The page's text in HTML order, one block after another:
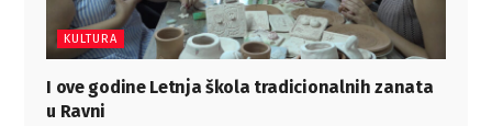
KULTURA
I ove godine Letnja škola tradicionalnih zanata
u Ravni